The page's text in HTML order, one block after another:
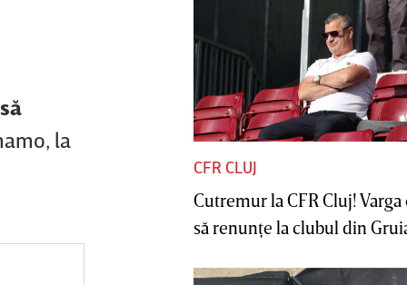
la
CFR CLUJ
Cutremur la CFR Cluj! Varga
să renunţe la clubul din